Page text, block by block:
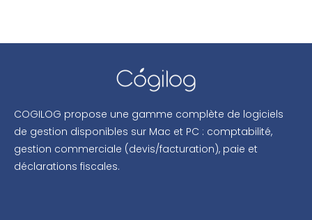
COGILOG propose une gamme complète de logiciels
de gestion disponibles sur Mac et PC : comptabilité,
gestion commerciale (devis/facturation), paie et
déclarations fiscales.